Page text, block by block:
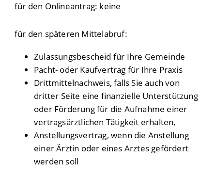
für den Onlineantrag: keine
für den späteren Mittelabruf:
Zulassungsbescheid für Ihre Gemeinde
Pacht- oder Kaufvertrag für Ihre Praxis
Drittmittelnachweis, falls Sie auch von
dritter Seite eine finanzielle Unterstützung
oder Förderung für die Aufnahme einer
vertragsärztlichen Tätigkeit erhalten,
Anstellungsvertrag, wenn die Anstellung
einer Ärztin oder eines Arztes gefördert
werden soll